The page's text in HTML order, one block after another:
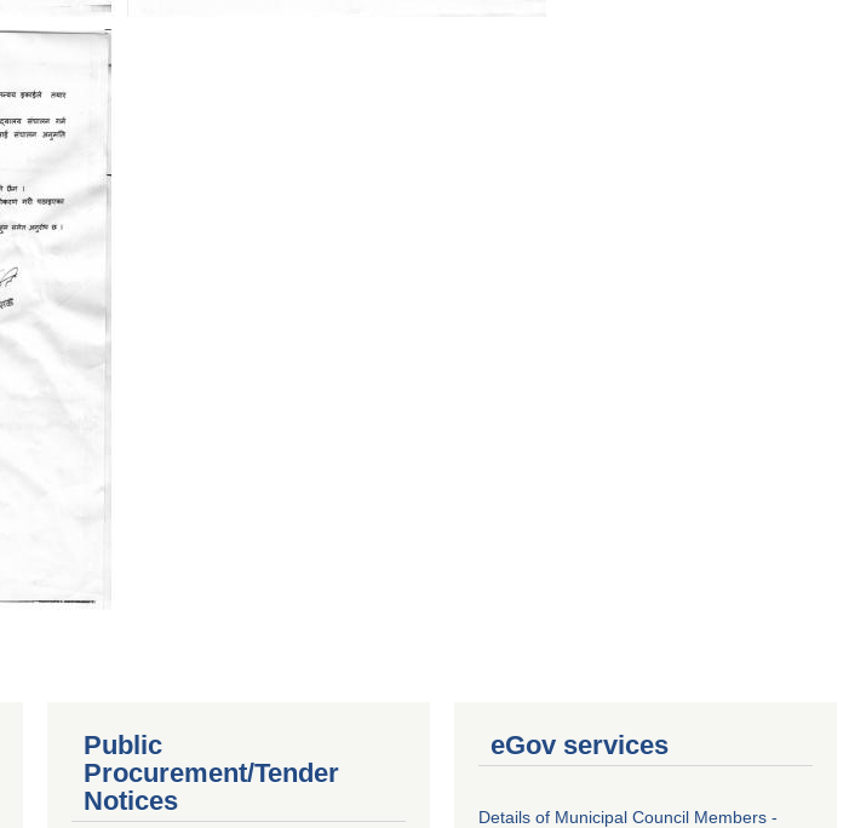
Public
Procurement/Tender
Notices
eGov services
Details of Municipal Council Members -